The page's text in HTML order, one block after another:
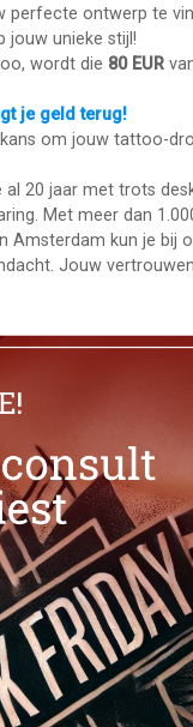
ontwerp te
jouw unieke stijl!
wordt die 80 EUR
je geld terug!
kans om jouw tattoo-
20 jaar met trots
Met meer dan
Amsterdam kun je bij
Jouw